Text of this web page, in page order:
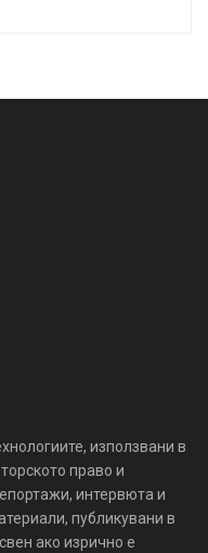
използвани в
право и
интервюта и
публикувани в
ако изрично е